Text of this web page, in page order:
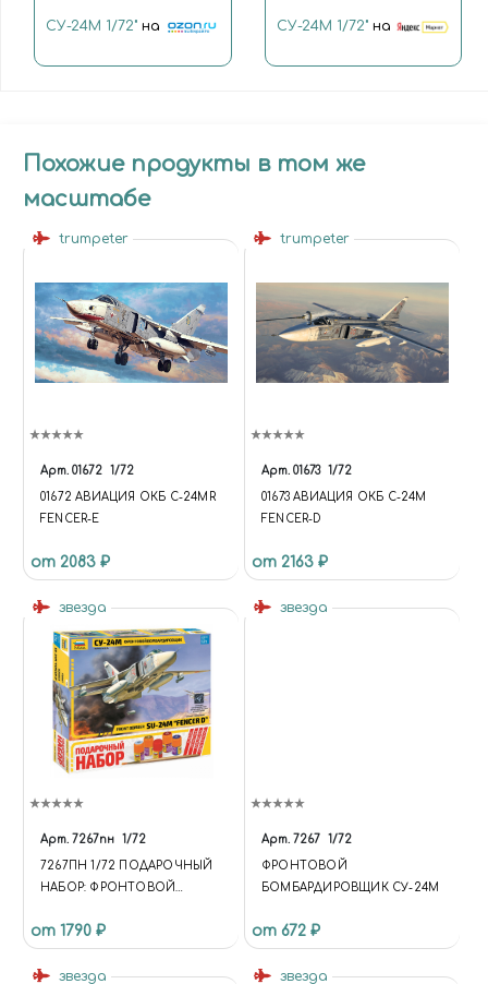
СУ-24М 1/72" на СУ-24М 1/72"на
Похожие продукты в том же
масштабе
trumpeter
Арт. 01672 1/72
01672 АВИАЦИЯ ОКБ С-24MR
FENCER-E
от 2083 ₽
trumpeter
Арт. 01673 1/72
01673 АВИАЦИЯ ОКБ С-24М
FENCER-D
от 2163 ₽
звезда
Арт. 7267пн 1/72
7267ПН 1/72 ПОДАРОЧНЫЙ
НАБОР: ФРОНТОВОЙ
от 1790 ₽
звезда
Арт. 7267 1/72
ФРОНТОВОЙ
БОМБАРДИРОВЩИК СУ-24М
от 672 ₽
звезда звезда